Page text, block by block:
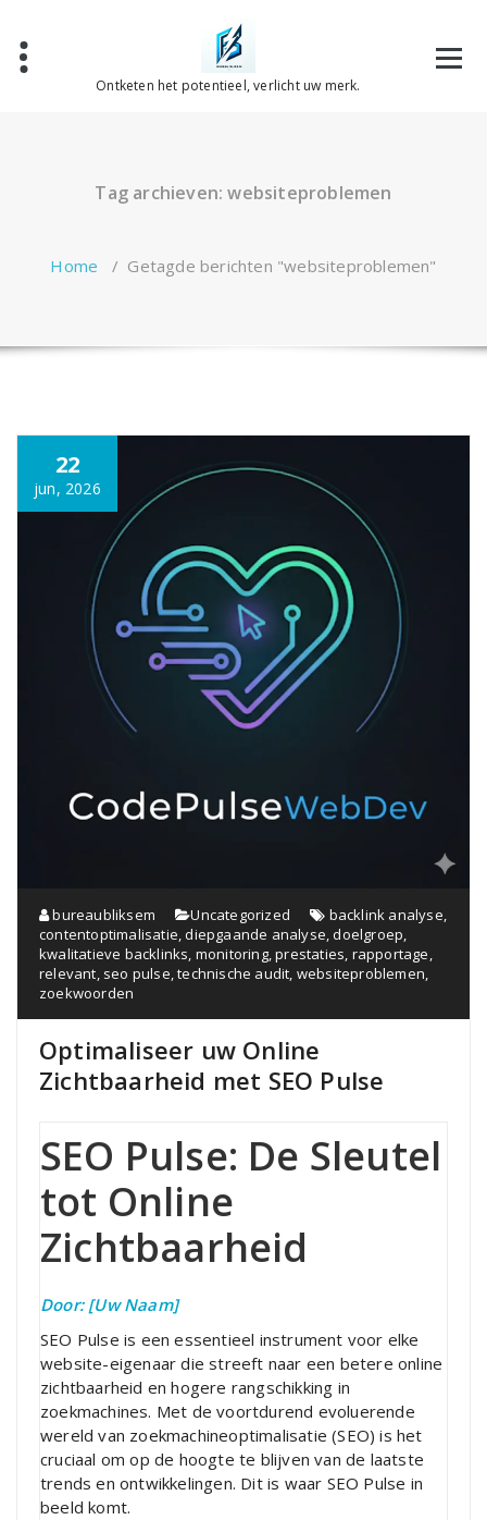
inhoud
Ontketen het potentieel, verlicht uw merk.
Tag archieven: websiteproblemen
Home / Getagde berichten "websiteproblemen"
22
jun, 2026
bureaubliksem Uncategorized backlink analyse,
contentoptimalisatie,diepgaande analyse,doelgroep,
kwalitatieve backlinks, monitoring,prestaties, rapportage,
relevant, seo pulse,technische audit, websiteproblemen,
zoekwoorden
Optimaliseer uw Online
Zichtbaarheid met SEO Pulse
SEO Pulse: De Sleutel
tot Online
Zichtbaarheid
Door: [Uw Naam]
SEO Pulse is een essentieel instrument voor elke
website-eigenaar die streeft naar een betere online
zichtbaarheid en hogere rangschikking in
zoekmachines. Met de voortdurend evoluerende
wereld van zoekmachineoptimalisatie (SEO) is het
cruciaal om op de hoogte te blijven van de laatste
trends en ontwikkelingen. Dit is waar SEO Pulse in
beeld komt.